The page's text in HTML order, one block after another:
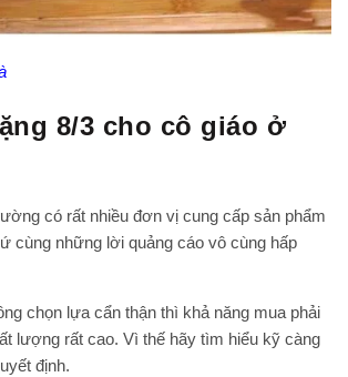
8/3 cho cô giáo ở
có rất nhiều đơn vị cung cấp sản phẩm
cùng những lời quảng cáo vô cùng hấp
chọn lựa cẩn thận thì khả năng mua phải
lượng rất cao. Vì thế hãy tìm hiểu kỹ càng
định.